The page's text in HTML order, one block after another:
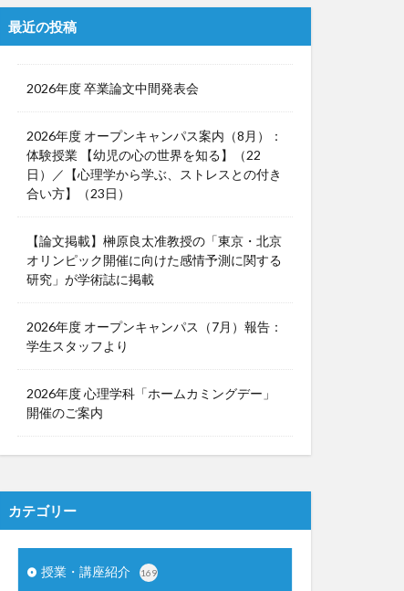
最近の投稿
2026年度 卒業論文中間発表会
2026年度 オープンキャンパス案内（8月）：
体験授業 【幼児の心の世界を知る】（22
日）／【心理学から学ぶ、ストレスとの付き
合い方】（23日）
【論文掲載】榊原良太准教授の「東京・北京
オリンピック開催に向けた感情予測に関する
研究」が学術誌に掲載
2026年度 オープンキャンパス（7月）報告：
学生スタッフより
2026年度 心理学科「ホームカミングデー」
開催のご案内
カテゴリー
授業・講座紹介 169